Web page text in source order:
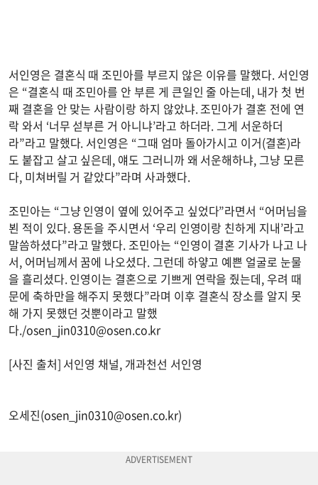
서인영은 결혼식 때 조민아를 부르지 않은 이유를 말했다. 서인영
은 “결혼식 때 조민아를 안 부른 게 큰일인 줄 아는데, 내가 첫 번
째 결혼을 안 맞는 사람이랑 하지 않았냐. 조민아가 결혼 전에 연
락 와서 ‘너무 섣부른 거 아니냐’라고 하더라. 그게 서운하더
라”라고 말했다. 서인영은 “그때 엄마 돌아가시고 이거(결혼)라
도 붙잡고 살고 싶은데, 얘도 그러니까 왜 서운해하냐, 그냥 모른
다, 미쳐버릴 거 같았다”라며 사과했다.
조민아는 “그냥 인영이 옆에 있어주고 싶었다”라면서 “어머님을
뵌 적이 있다. 용돈을 주시면서 ‘우리 인영이랑 친하게 지내’라고
말씀하셨다”라고 말했다. 조민아는 “인영이 결혼 기사가 나고 나
서, 어머님께서 꿈에 나오셨다. 그런데 하얗고 예쁜 얼굴로 눈물
을 흘리셨다. 인영이는 결혼으로 기쁘게 연락을 줬는데, 우려 때
문에 축하만을 해주지 못했다”라며 이후 결혼식 장소를 알지 못
해 가지 못했던 것뿐이라고 말했
다./osen_jin0310@osen.co.kr
[사진 출처] 서인영 채널, 개과천선 서인영
오세진(osen_jin0310@osen.co.kr)